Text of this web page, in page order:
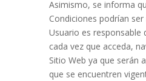
Asimismo, se informa
Condiciones podrían
Usuario es responsable
cada vez que acceda,
Sitio Web ya que serán
que se encuentren